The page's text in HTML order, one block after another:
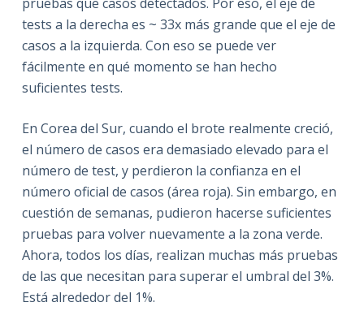
tests a la derecha es ~ 33x más grande que el eje de
casos a la izquierda. Con eso se puede ver
fácilmente en qué momento se han hecho
suficientes tests.
En Corea del Sur, cuando el brote realmente creció,
el número de casos era demasiado elevado para el
número de test, y perdieron la confianza en el
número oficial de casos (área roja). Sin embargo, en
cuestión de semanas, pudieron hacerse suficientes
pruebas para volver nuevamente a la zona verde.
Ahora, todos los días, realizan muchas más pruebas
de las que necesitan para superar el umbral del 3%.
Está alrededor del 1%.